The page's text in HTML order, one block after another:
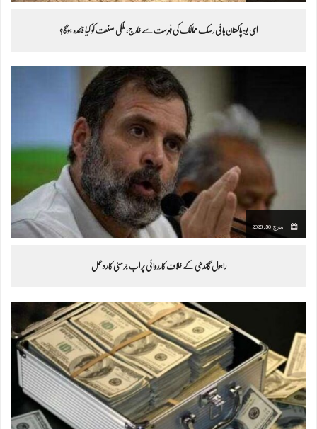
ای یو: پاکستان ہائی رسک ممالک کی فہرست سے خارج، ملکی صنعت کو کیا فائدہ ہوگا؟
مارچ 30, 2023
راہول گاندھی کے خلاف کارروائی پر اب جرمنی کا ردعمل